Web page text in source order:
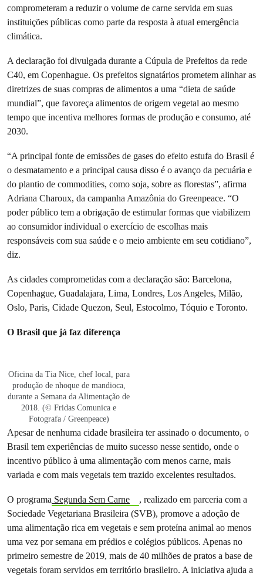
comprometeram a reduzir o volume de carne servida em suas
instituições públicas como parte da resposta à atual emergência
climática.
A declaração foi divulgada durante a Cúpula de Prefeitos da rede
C40, em Copenhague. Os prefeitos signatários prometem alinhar as
diretrizes de suas compras de alimentos a uma “dieta de saúde
mundial”, que favoreça alimentos de origem vegetal ao mesmo
tempo que incentiva melhores formas de produção e consumo, até
2030.
“A principal fonte de emissões de gases do efeito estufa do Brasil é
o desmatamento e a principal causa disso é o avanço da pecuária e
do plantio de commodities, como soja, sobre as florestas”, afirma
Adriana Charoux, da campanha Amazônia do Greenpeace. “O
poder público tem a obrigação de estimular formas que viabilizem
ao consumidor individual o exercício de escolhas mais
responsáveis com sua saúde e o meio ambiente em seu cotidiano”,
diz.
As cidades comprometidas com a declaração são: Barcelona, ​​
Copenhague, Guadalajara, Lima, Londres, Los Angeles, Milão,
Oslo, Paris, Cidade Quezon, Seul, Estocolmo, Tóquio e Toronto.
O Brasil que já faz diferença
Oficina da Tia Nice, chef local, para
produção de nhoque de mandioca,
durante a Semana da Alimentação de
2018. (© Fridas Comunica e
Fotografa / Greenpeace)
Apesar de nenhuma cidade brasileira ter assinado o documento, o
Brasil tem experiências de muito sucesso nesse sentido, onde o
incentivo público à uma alimentação com menos carne, mais
variada e com mais vegetais tem trazido excelentes resultados.
O programa Segunda Sem Carne
, realizado em parceria com a
Sociedade Vegetariana Brasileira (SVB), promove a adoção de
uma alimentação rica em vegetais e sem proteína animal ao menos
uma vez por semana em prédios e colégios públicos. Apenas no
primeiro semestre de 2019, mais de 40 milhões de pratos a base de
vegetais foram servidos em território brasileiro. A iniciativa ajuda a